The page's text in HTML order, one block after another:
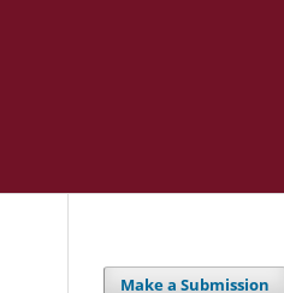
Make a Submission